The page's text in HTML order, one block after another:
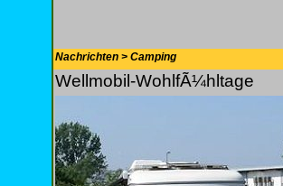
Nachrichten > Camping
Wellmobil-WohlfÃ¼hltage